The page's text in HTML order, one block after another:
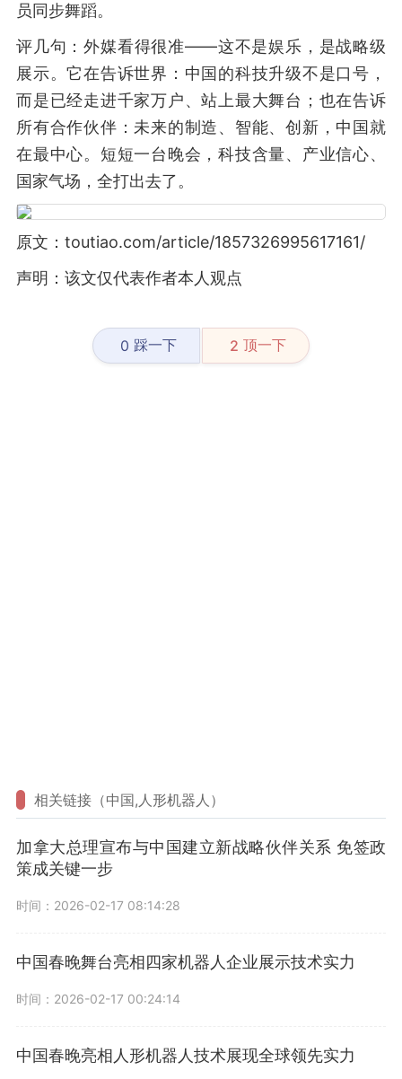
员同步舞蹈。
评几句：外媒看得很准——这不是娱乐，是战略级
展示。它在告诉世界：中国的科技升级不是口号，
而是已经走进千家万户、站上最大舞台；也在告诉
所有合作伙伴：未来的制造、智能、创新，中国就
在最中心。短短一台晚会，科技含量、产业信心、
国家气场，全打出去了。
原文：toutiao.com/article/1857326995617161/
声明：该文仅代表作者本人观点
0 踩一下 2 顶一下
相关链接（中国,人形机器人）
加拿大总理宣布与中国建立新战略伙伴关系 免签政
策成关键一步
时间：2026-02-17 08:14:28
中国春晚舞台亮相四家机器人企业展示技术实力
时间：2026-02-17 00:24:14
中国春晚亮相人形机器人技术展现全球领先实力